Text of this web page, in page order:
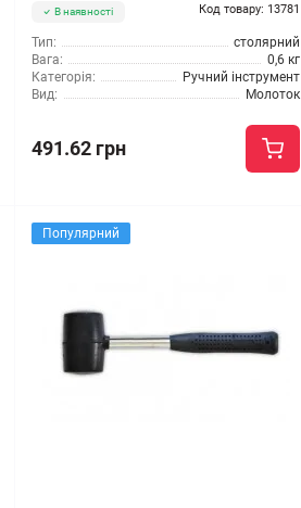
В наявності Код товару: 13781
Тип:
столярний
Вага:
0,6 кг
Категорія:
Ручний інструмент
Вид:
Молоток
491.62 грн
Популярний